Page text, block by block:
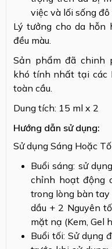
việc và lối sống đô
Lý tưởng cho da hỗn
đều màu.
Sản phẩm đã chinh
khó tính nhất tại các
toàn cầu.
Dung tích: 15 ml x 2
Hướng dẫn sử dụng:
Sử dụng Sáng Hoặc
Buổi sáng: sử
chỉnh hoạt động
trong lòng bàn
dầu + 2 Nguyên
mặt nạ (Kem, Gel
Buổi tối: Sử dụng